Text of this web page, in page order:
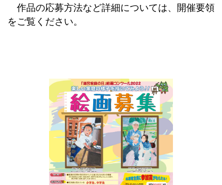
作品の応募方法など詳細については、開催要領
をご覧ください。